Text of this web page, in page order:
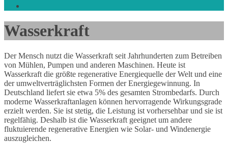
Skip
to
Wasserkraft
Der Mensch nutzt die Wasserkraft seit Jahrhunderten zum Betreiben
von Mühlen, Pumpen und anderen Maschinen. Heute ist
Wasserkraft die größte regenerative Energiequelle der Welt und eine
der umweltverträglichsten Formen der Energiegewinnung. In
Deutschland liefert sie etwa 5% des gesamten Strombedarfs. Durch
moderne Wasserkraftanlagen können hervorragende Wirkungsgrade
erzielt werden. Sie ist stetig, die Leistung ist vorhersehbar und sie ist
regelfähig. Deshalb ist die Wasserkraft geeignet um andere
fluktuierende regenerative Energien wie Solar- und Windenergie
auszugleichen.